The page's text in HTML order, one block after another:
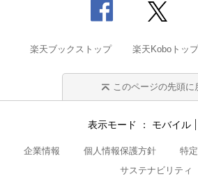
楽天ブックストップ 楽天Koboトップ
このページの先頭に
表示モード モバイル
企業情報 個人情報保護方針
特
サステナビリティ